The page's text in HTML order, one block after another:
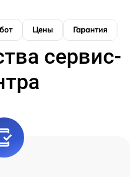
Цены Гарантия
сервис-